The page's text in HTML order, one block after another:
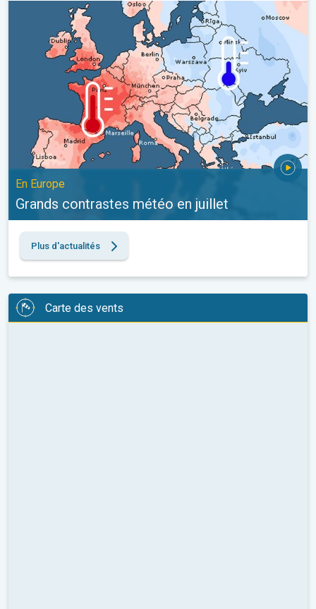
Grands contrastes météo en juillet. En Europe. . .
En Europe
Grands contrastes météo en juillet
Plus d'actualités
Carte des vents